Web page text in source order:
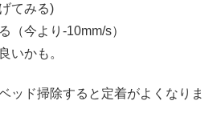
てみる)
（今より-10mm/s）
いかも。
ッド掃除すると定着がよくなりま